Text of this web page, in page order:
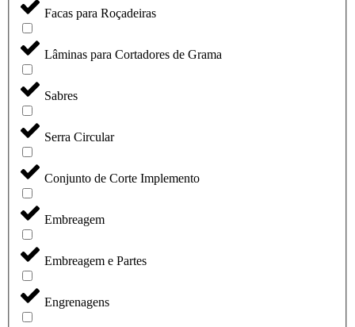
Facas para Roçadeiras
Lâminas para Cortadores de Grama
Sabres
Serra Circular
Conjunto de Corte Implemento
Embreagem
Embreagem e Partes
Engrenagens